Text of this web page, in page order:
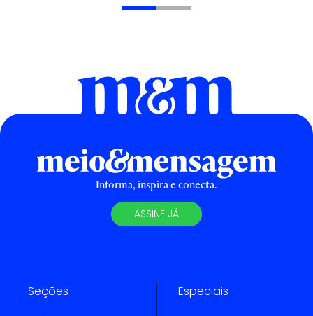
Informa, inspira e conecta.
ASSINE JÁ
Seções Especiais